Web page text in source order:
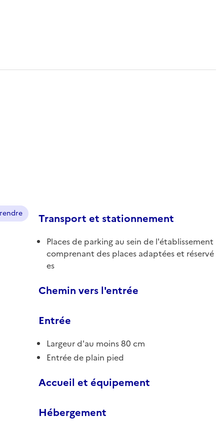
Transport et stationnement
Places de parking au sein de l'établissement
comprenant des places adaptées et réservé
es
Chemin vers l'entrée
Entrée
Largeur d'au moins 80 cm
Entrée de plain pied
Accueil et équipement
Hébergement